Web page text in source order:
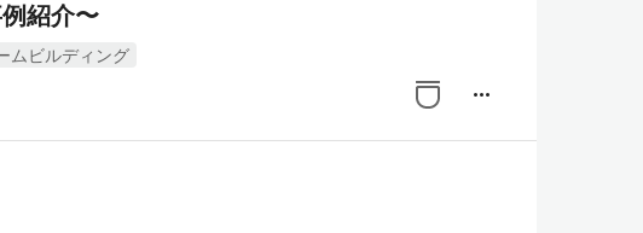
紹介〜
ムビルディング
more_horiz